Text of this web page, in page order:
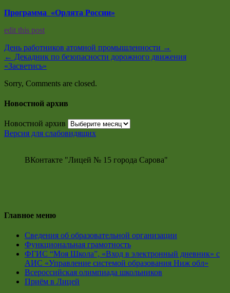
Программа «Орлята России»
edit this post
День работников атомной промышленности →
← Декадник по безопасности дорожного движения
«Засветись»
Sorry, Comments are closed.
Новостной архив
Новостной архив
Версия для слабовидящих
ВКонтакте "Лицей № 15 города Сарова"
Главное меню
Сведения об образовательной организации
Функциональная грамотность
ФГИС “Моя Школа”, «Вход в электронный дневник» с
АИС «Управление системой образования Ниж обл»
Всероссийская олимпиада школьников
Приём в Лицей